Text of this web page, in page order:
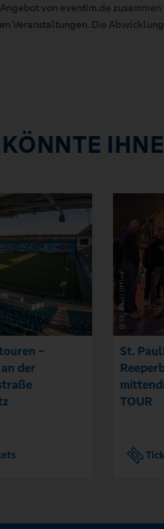
von eventim.de
Veranstaltungen. Die
-
der
St.
TOUR